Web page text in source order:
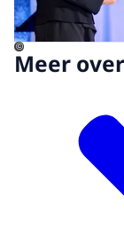
©
Meer